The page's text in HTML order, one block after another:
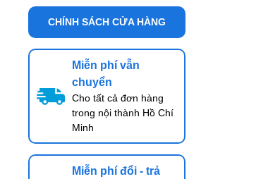
CHÍNH SÁCH CỬA HÀNG
Miễn phí vẫn
chuyển
Cho tất cả đơn hàng
trong nội thành Hồ Chí
Minh
Miễn phí đổi - trả